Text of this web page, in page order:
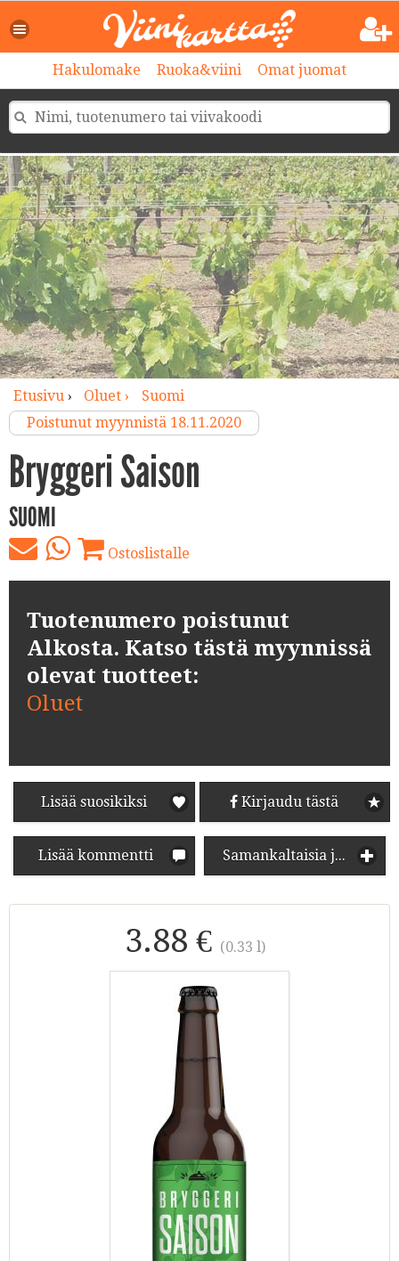
Hakulomake Ruoka&viini Omat juomat
Etusivu› Oluet ›
Suomi
Poistunut myynnistä 18.11.2020
Bryggeri Saison
SUOMI
Ostoslistalle
Tuotenumero poistunut
Alkosta. Katso tästä myynnissä
olevat tuotteet:
Oluet
Lisää suosikiksi Kirjaudu tästä
Lisää kommentti Samankaltaisia juomia
3.88 € (0.33 l)